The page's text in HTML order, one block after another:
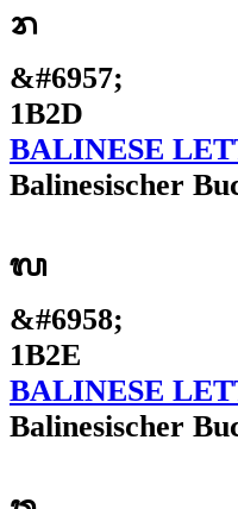
ᬭ
&#6957;
1B2D
BALINESE
Balinesischer
ᬮ
&#6958;
1B2E
BALINESE
Balinesischer